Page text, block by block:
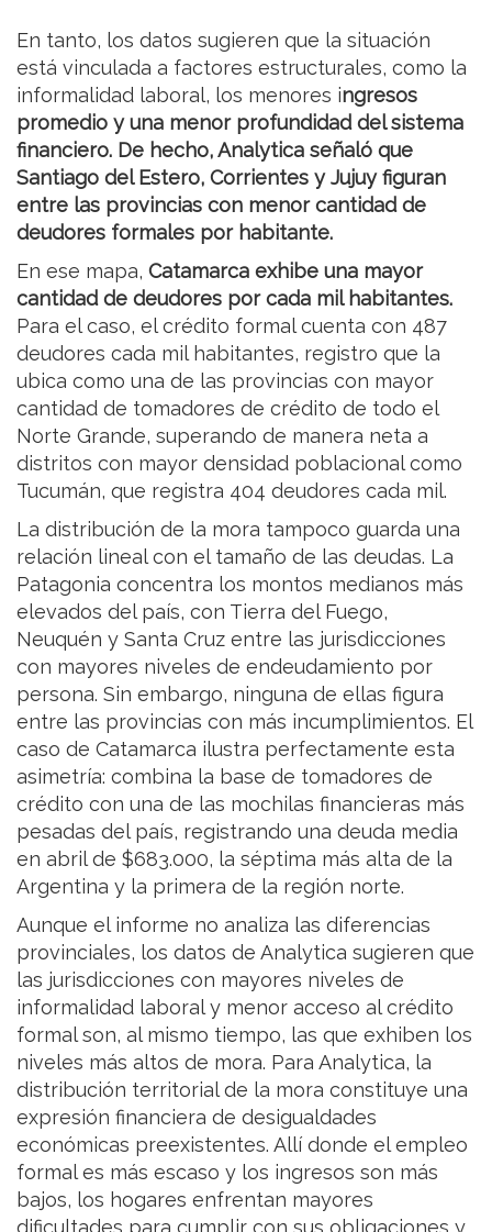
En tanto, los datos sugieren que la situación
está vinculada a factores estructurales, como la
informalidad laboral, los menores ingresos
promedio y una menor profundidad del sistema
financiero. De hecho, Analytica señaló que
Santiago del Estero, Corrientes y Jujuy figuran
entre las provincias con menor cantidad de
deudores formales por habitante.
En ese mapa, Catamarca exhibe una mayor
cantidad de deudores por cada mil habitantes.
Para el caso, el crédito formal cuenta con 487
deudores cada mil habitantes, registro que la
ubica como una de las provincias con mayor
cantidad de tomadores de crédito de todo el
Norte Grande, superando de manera neta a
distritos con mayor densidad poblacional como
Tucumán, que registra 404 deudores cada mil.
La distribución de la mora tampoco guarda una
relación lineal con el tamaño de las deudas. La
Patagonia concentra los montos medianos más
elevados del país, con Tierra del Fuego,
Neuquén y Santa Cruz entre las jurisdicciones
con mayores niveles de endeudamiento por
persona. Sin embargo, ninguna de ellas figura
entre las provincias con más incumplimientos. El
caso de Catamarca ilustra perfectamente esta
asimetría: combina la base de tomadores de
crédito con una de las mochilas financieras más
pesadas del país, registrando una deuda media
en abril de $683.000, la séptima más alta de la
Argentina y la primera de la región norte.
Aunque el informe no analiza las diferencias
provinciales, los datos de Analytica sugieren que
las jurisdicciones con mayores niveles de
informalidad laboral y menor acceso al crédito
formal son, al mismo tiempo, las que exhiben los
niveles más altos de mora. Para Analytica, la
distribución territorial de la mora constituye una
expresión financiera de desigualdades
económicas preexistentes. Allí donde el empleo
formal es más escaso y los ingresos son más
bajos, los hogares enfrentan mayores
dificultades para cumplir con sus obligaciones y